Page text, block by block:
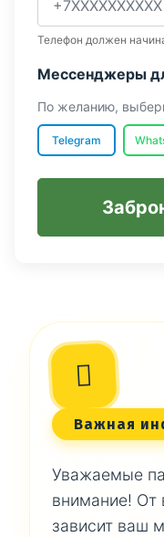
Телефон должен
Мессенджеры
По желанию,
Telegram
Важная
Уважаемые
внимание! От
зависит ваш